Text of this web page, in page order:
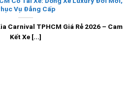
Vụ Đẳng Cấp
Carnival TPHCM Giá Rẻ 2026 – Cam
Kết Xe [...]